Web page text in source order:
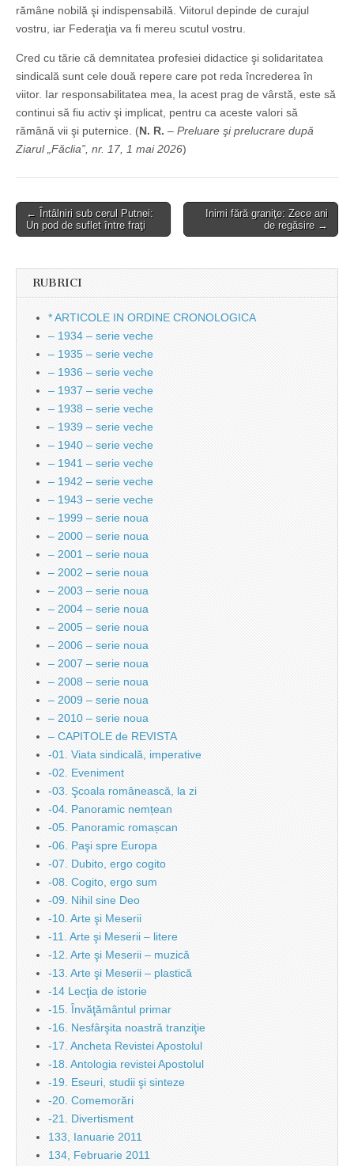
rămâne nobilă şi indispensabilă. Viitorul depinde de curajul
vostru, iar Federaţia va fi mereu scutul vostru.
Cred cu tărie că demnitatea profesiei didactice şi solidaritatea
sindicală sunt cele două repere care pot reda încrederea în
viitor. Iar responsabilitatea mea, la acest prag de vârstă, este să
continui să fiu activ şi implicat, pentru ca aceste valori să
rămână vii şi puternice. (N. R. – Preluare şi prelucrare după
Ziarul „Făclia”, nr. 17, 1 mai 2026)
Post
navigation
← Întâlniri sub cerul Putnei:
Un pod de suflet între fraţi
Inimi fără graniţe: Zece ani
de regăsire →
RUBRICI
* ARTICOLE IN ORDINE CRONOLOGICA
– 1934 – serie veche
– 1935 – serie veche
– 1936 – serie veche
– 1937 – serie veche
– 1938 – serie veche
– 1939 – serie veche
– 1940 – serie veche
– 1941 – serie veche
– 1942 – serie veche
– 1943 – serie veche
– 1999 – serie noua
– 2000 – serie noua
– 2001 – serie noua
– 2002 – serie noua
– 2003 – serie noua
– 2004 – serie noua
– 2005 – serie noua
– 2006 – serie noua
– 2007 – serie noua
– 2008 – serie noua
– 2009 – serie noua
– 2010 – serie noua
– CAPITOLE de REVISTA
-01. Viata sindicală, imperative
-02. Eveniment
-03. Şcoala românească, la zi
-04. Panoramic nemțean
-05. Panoramic romașcan
-06. Paşi spre Europa
-07. Dubito, ergo cogito
-08. Cogito, ergo sum
-09. Nihil sine Deo
-10. Arte şi Meserii
-11. Arte şi Meserii – litere
-12. Arte şi Meserii – muzică
-13. Arte şi Meserii – plastică
-14 Lecţia de istorie
-15. Învăţământul primar
-16. Nesfârşita noastră tranziţie
-17. Ancheta Revistei Apostolul
-18. Antologia revistei Apostolul
-19. Eseuri, studii şi sinteze
-20. Comemorări
-21. Divertisment
133, Ianuarie 2011
134, Februarie 2011